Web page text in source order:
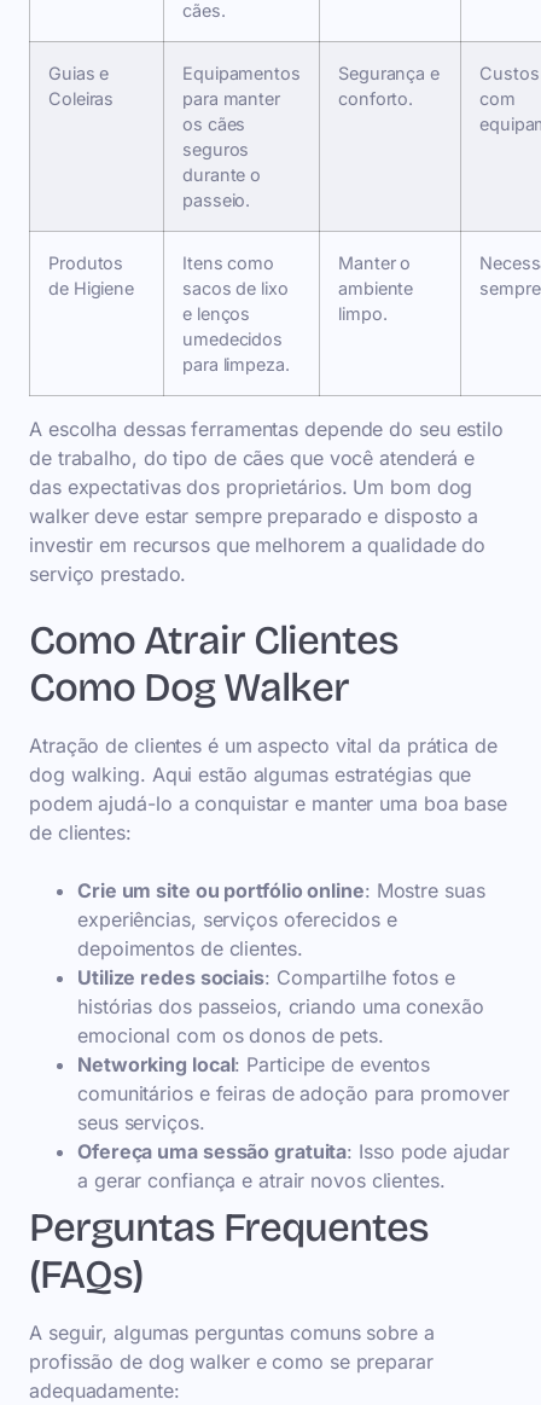
cães.
Guias e
Coleiras
Equipamentos
para manter
os cães
seguros
durante o
passeio.
Segurança e
conforto.
com
Produtos
de Higiene
Itens como
sacos de lixo
e lenços
umedecidos
para limpeza.
Manter o
ambiente
limpo.
A escolha dessas ferramentas depende do seu estilo
de trabalho, do tipo de cães que você atenderá e
das expectativas dos proprietários. Um bom dog
walker deve estar sempre preparado e disposto a
investir em recursos que melhorem a qualidade do
serviço prestado.
Como Atrair Clientes
Como Dog Walker
Atração de clientes é um aspecto vital da prática de
dog walking. Aqui estão algumas estratégias que
podem ajudá-lo a conquistar e manter uma boa base
de clientes:
Crie um site ou portfólio online: Mostre suas
experiências, serviços oferecidos e
depoimentos de clientes.
Utilize redes sociais: Compartilhe fotos e
histórias dos passeios, criando uma conexão
emocional com os donos de pets.
Networking local: Participe de eventos
comunitários e feiras de adoção para promover
seus serviços.
Ofereça uma sessão gratuita: Isso pode ajudar
a gerar confiança e atrair novos clientes.
Perguntas Frequentes
(FAQs)
A seguir, algumas perguntas comuns sobre a
profissão de dog walker e como se preparar
adequadamente: